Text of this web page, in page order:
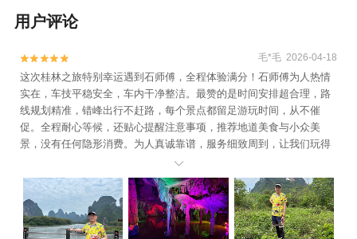
景台+杨堤兴坪漓江竹筏游+漓江+兴坪佳境+杨
人文度假区+燕莎热气球飞行体验+阳朔如意峰索
用户评论

 毛*毛 2026-04-18
这次桂林之旅特别幸运遇到石师傅，全程体验满分！石师傅为人热情
实在，车技平稳安全，车内干净整洁。最赞的是时间安排超合理，路
线规划精准，错峰出行不赶路，每个景点都留足游玩时间，从不催
促。全程耐心等候，还贴心提醒注意事项，推荐地道美食与小众美
景，没有任何隐形消费。为人真诚靠谱，服务细致周到，让我们玩得
轻松又尽兴，强烈推荐给来桂林的朋友，选择石师傅绝对放心！
